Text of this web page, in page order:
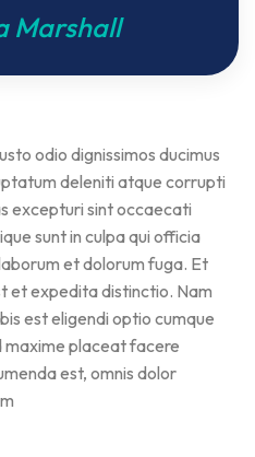
Marshall
odio dignissimos ducimus
deleniti atque corrupti
excepturi sint occaecati
sunt in culpa qui officia
et dolorum fuga. Et
et expedita distinctio. Nam
est eligendi optio cumque
maxime placeat facere
est, omnis dolor